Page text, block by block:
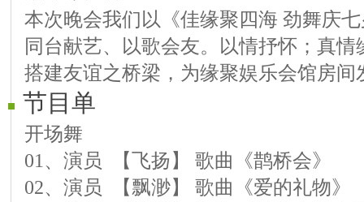
本次晚会我们以《佳缘聚四海 劲舞庆
同台献艺、以歌会友。以情抒怀；真
搭建友谊之桥梁，为缘聚娱乐会馆房间
节目单
开场舞
01、演员 【飞扬】 歌曲《鹊桥会》
02、演员 【飘渺】 歌曲《爱的礼物》